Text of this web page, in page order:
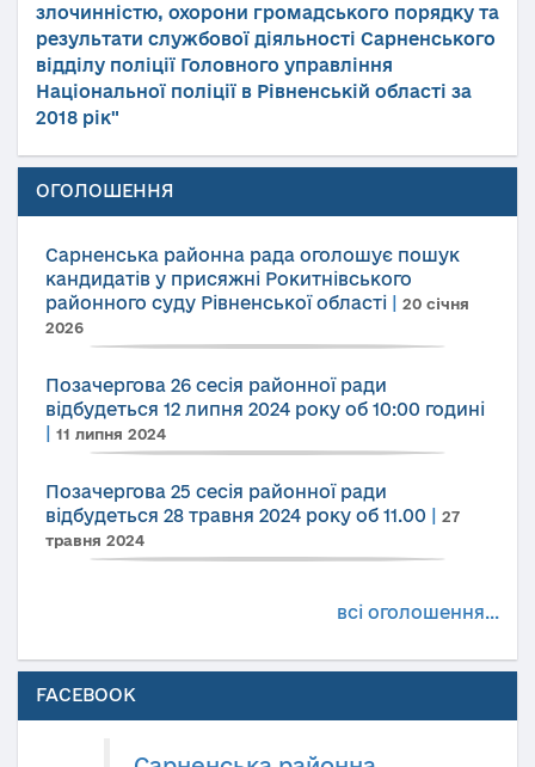
злочинністю, охорони громадського порядку та
результати службової діяльності Сарненського
відділу поліції Головного управління
Національної поліції в Рівненській області за
2018 рік"
ОГОЛОШЕННЯ
Сарненська районна рада оголошує пошук
кандидатів у присяжні Рокитнівського
районного суду Рівненської області
20 січня
2026
Позачергова 26 сесія районної ради
відбудеться 12 липня 2024 року об 10:00 годині
11 липня 2024
Позачергова 25 сесія районної ради
відбудеться 28 травня 2024 року об 11.00
27
травня 2024
всі оголошення...
FACEBOOK